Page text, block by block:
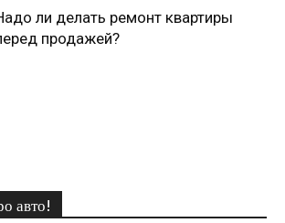
ли делать ремонт квартиры
продажей?
авто!